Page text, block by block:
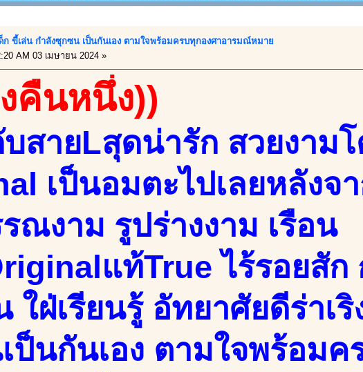
ขี้เล่น กำลังซุกซน เป็นกันเอง ตามใจพร้อมครบทุกองศาอารมณ์หมาย
AM 03 เมษายน 2024 »
คืนหนึ่ง))
สายLสุดน่ารัก สวยงาม
เป็นอมตะไปเลยหลังจ
ณงาม รูปร่างงาม เรือน
แท้True ไร้รอยสัก
ใฝ่เรียนรู้ อัทยาศัยดีร่าเริ
ป็นกันเอง ตามใจพร้อมค